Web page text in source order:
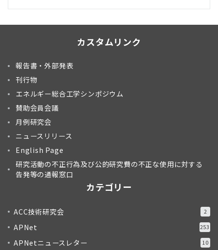
カスタムリンク
報告書・外部発表
刊行物
エネルギー総合工学シンポジウム
賛助会員会議
月例研究会
ニュースリリース
English Page
研究活動の不正行為及び公的研究費の不正な使用に対する
告発等の通報窓口
カテゴリー
ACC技術研究会 2
APNet 253
APNetニュースレター 10